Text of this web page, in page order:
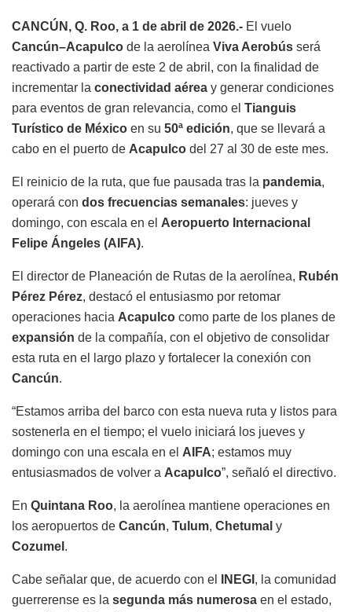
CANCÚN, Q. Roo, a 1 de abril de 2026.- El vuelo
Cancún–Acapulco de la aerolínea Viva Aerobús será
reactivado a partir de este 2 de abril, con la finalidad de
incrementar la conectividad aérea y generar condiciones
para eventos de gran relevancia, como el Tianguis
Turístico de México en su 50ª edición, que se llevará a
cabo en el puerto de Acapulco del 27 al 30 de este mes.
El reinicio de la ruta, que fue pausada tras la pandemia,
operará con dos frecuencias semanales: jueves y
domingo, con escala en el Aeropuerto Internacional
Felipe Ángeles (AIFA).
El director de Planeación de Rutas de la aerolínea, Rubén
Pérez Pérez, destacó el entusiasmo por retomar
operaciones hacia Acapulco como parte de los planes de
expansión de la compañía, con el objetivo de consolidar
esta ruta en el largo plazo y fortalecer la conexión con
Cancún.
“Estamos arriba del barco con esta nueva ruta y listos para
sostenerla en el tiempo; el vuelo iniciará los jueves y
domingo con una escala en el AIFA; estamos muy
entusiasmados de volver a Acapulco”, señaló el directivo.
En Quintana Roo, la aerolínea mantiene operaciones en
los aeropuertos de Cancún, Tulum, Chetumal y
Cozumel .
Cabe señalar que, de acuerdo con el INEGI , la comunidad
guerrerense es la segunda más numerosa en el estado,